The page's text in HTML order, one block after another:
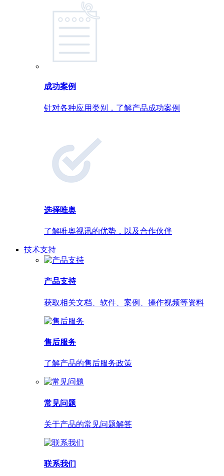
成功案例
针对各种应用类别，了解产品成功案例
选择唯奥
了解唯奥视讯的优势，以及合作伙伴
技术支持
产品支持
获取相关文档、软件、案例、操作视频等资料
售后服务
了解产品的售后服务政策
常见问题
关于产品的常见问题解答
联系我们